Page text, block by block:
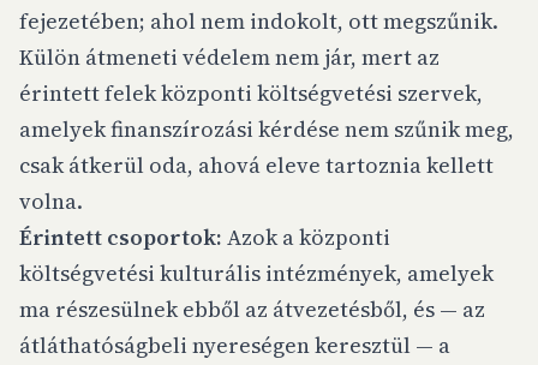
fejezetében; ahol nem indokolt, ott megszűnik.
Külön átmeneti védelem nem jár, mert az
érintett felek központi költségvetési szervek,
amelyek finanszírozási kérdése nem szűnik meg,
csak átkerül oda, ahová eleve tartoznia kellett
volna.
Érintett csoportok: Azok a központi
költségvetési kulturális intézmények, amelyek
ma részesülnek ebből az átvezetésből, és — az
átláthatóságbeli nyereségen keresztül — a